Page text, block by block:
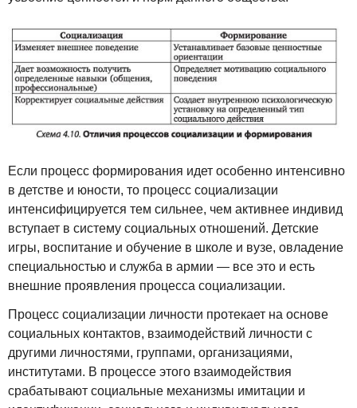
Если процесс формирования идет особенно интенсивно
в детстве и юности, то процесс социализации
интенсифицируется тем сильнее, чем активнее индивид
вступает в систему социальных отношений. Детские
игры, воспитание и обучение в школе и вузе, овладение
специальностью и служба в армии — все это и есть
внешние проявления процесса социализации.
Процесс социализации личности протекает на основе
социальных контактов, взаимодействий личности с
другими личностями, группами, организациями,
институтами. В процессе этого взаимодействия
срабатывают социальные механизмы имитации и